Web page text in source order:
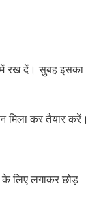
में रख दें। सुबह इसका
मिला कर तैयार करें।
लिए लगाकर छोड़